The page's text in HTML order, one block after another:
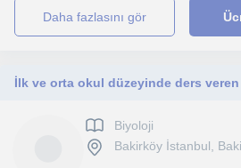
daha fazlasını gör
İlk ve orta okul düzeyinde ders
Biyoloji
Bakirköy İstanbul,